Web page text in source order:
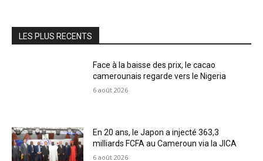
LES PLUS RECENTS
Face à la baisse des prix, le cacao
camerounais regarde vers le Nigeria
6 août 2026
En 20 ans, le Japon a injecté 363,3
milliards FCFA au Cameroun via la JICA
6 août 2026